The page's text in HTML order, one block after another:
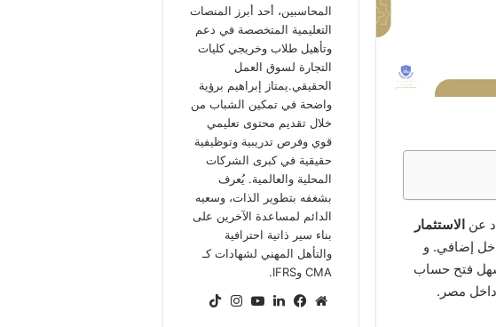
عن الاستثمار
إضافي. و
فتح حساب
مصر.
المحاسبين، أحد أبرز المنصات
التعليمية المتخصصة في دعم
وتأهيل طلاب وخريجي كليات
التجارة لسوق العمل
الحقيقي.يمتاز إبراهيم برؤية
واضحة في تمكين الشباب من
خلال تقديم محتوى تعليمي
قوي وفرص تدريبية وتوظيفية
حقيقية في كبرى الشركات
المحلية والعالمية. يُعرف
بشغفه بتطوير الذات، وسعيه
الدائم لمساعدة الآخرين على
بناء سير ذاتية احترافية
والتأهل المهني لشهادات كـ
CMA وIFRS.
موقعفيسبوكلينكدإن‫YouTube
انستقرام